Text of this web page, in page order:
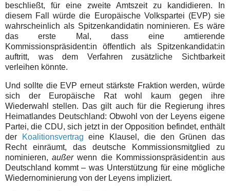
beschließt, für eine zweite Amtszeit zu kandidieren. In
diesem Fall würde die Europäische Volkspartei (EVP) sie
wahrscheinlich als Spitzenkandidatin nominieren. Es wäre
das erste Mal, dass eine amtierende
Kommissionspräsident:in öffentlich als Spitzenkandidat:in
auftritt, was dem Verfahren zusätzliche Sichtbarkeit
verleihen könnte.
Und sollte die EVP erneut stärkste Fraktion werden, würde
sich der Europäische Rat wohl kaum gegen ihre
Wiederwahl stellen. Das gilt auch für die Regierung ihres
Heimatlandes Deutschland: Obwohl von der Leyens eigene
Partei, die CDU, sich jetzt in der Opposition befindet, enthält
der
Koalitionsvertrag eine Klausel, die den Grünen das
Recht einräumt, das deutsche Kommissionsmitglied zu
nominieren,außerwenn die Kommissionspräsident:in aus
Deutschland kommt – was Unterstützung für eine mögliche
Wiedernominierung von der Leyens impliziert.